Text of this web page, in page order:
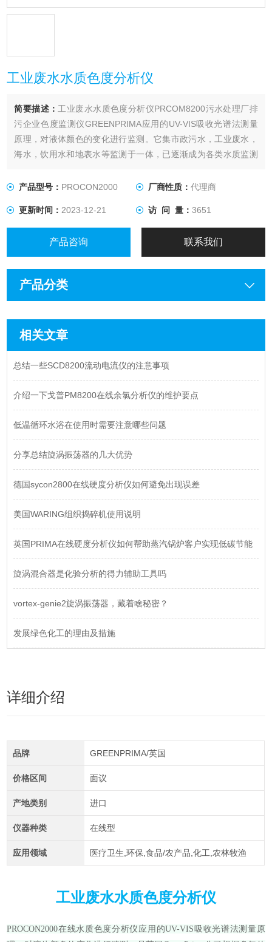
工业废水水质色度分析仪
简要描述：工业废水水质色度分析仪PRCOM8200污水处理厂排
污企业色度监测仪GREENPRIMA应用的UV-VIS吸收光谱法测量
原理，对液体颜色的变化进行监测。它集市政污水，工业废水，
海水，饮用水和地表水等监测于一体，已逐渐成为各类水质监测
产品型号： PROCON2000 厂商性质： 代理商
更新时间：2023-12-21 访 问 量： 3651
产品咨询 联系我们
产品分类
相关文章
总结一些SCD8200流动电流仪的注意事项
介绍一下戈普PM8200在线余氯分析仪的维护要点
低温循环水浴在使用时需要注意哪些问题
分享总结旋涡振荡器的几大优势
德国sycon2800在线硬度分析仪如何避免出现误差
美国WARING组织捣碎机使用说明
英国PRIMA在线硬度分析仪如何帮助蒸汽锅炉客户实现低碳节能
旋涡混合器是化验分析的得力辅助工具吗
vortex-genie2旋涡振荡器，藏着啥秘密？
发展绿色化工的理由及措施
详细介绍
品牌 GREENPRIMA/英国
价格区间 面议
产地类别 进口
仪器种类 在线型
应用领域 医疗卫生,环保,食品/农产品,化工,农林牧渔
工业废水水质色度分析仪
PROCON2000在线水质色度分析仪应用的UV-VIS吸收光谱法测量原